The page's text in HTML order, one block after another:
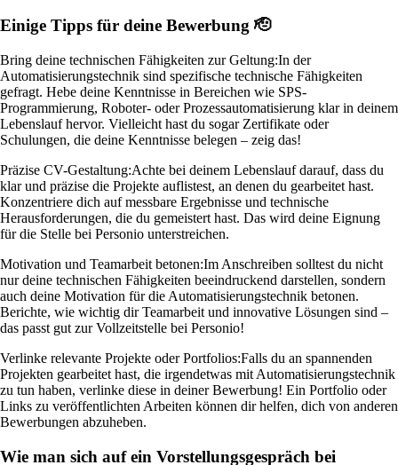
Einige Tipps für deine Bewerbung 🫡
Bring deine technischen Fähigkeiten zur Geltung:In der
Automatisierungstechnik sind spezifische technische Fähigkeiten
gefragt. Hebe deine Kenntnisse in Bereichen wie SPS-
Programmierung, Roboter- oder Prozessautomatisierung klar in deinem
Lebenslauf hervor. Vielleicht hast du sogar Zertifikate oder
Schulungen, die deine Kenntnisse belegen – zeig das!
Präzise CV-Gestaltung:Achte bei deinem Lebenslauf darauf, dass du
klar und präzise die Projekte auflistest, an denen du gearbeitet hast.
Konzentriere dich auf messbare Ergebnisse und technische
Herausforderungen, die du gemeistert hast. Das wird deine Eignung
für die Stelle bei Personio unterstreichen.
Motivation und Teamarbeit betonen:Im Anschreiben solltest du nicht
nur deine technischen Fähigkeiten beeindruckend darstellen, sondern
auch deine Motivation für die Automatisierungstechnik betonen.
Berichte, wie wichtig dir Teamarbeit und innovative Lösungen sind –
das passt gut zur Vollzeitstelle bei Personio!
Verlinke relevante Projekte oder Portfolios:Falls du an spannenden
Projekten gearbeitet hast, die irgendetwas mit Automatisierungstechnik
zu tun haben, verlinke diese in deiner Bewerbung! Ein Portfolio oder
Links zu veröffentlichten Arbeiten können dir helfen, dich von anderen
Bewerbungen abzuheben.
Wie man sich auf ein Vorstellungsgespräch bei